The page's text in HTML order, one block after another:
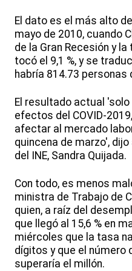
El dato es el más alto
mayo de 2010, cuando
de la Gran Recesión y
tocó el 9,1 %, y se
habría 814.73
El resultado actual
efectos del COVID-
afectar al mercado
quincena de marzo',
del INE, Sandra Quijada.
Con todo, es menos
ministra de Trabajo de
quien, a raíz del
que llegó al 15,6 % en
miércoles que la tasa
dígitos y que el número
superaría el millón.